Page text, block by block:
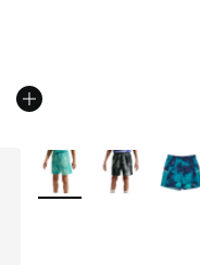
Weitere Farben